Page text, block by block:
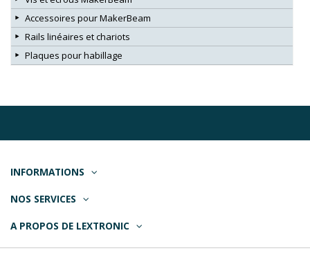
Accessoires pour MakerBeam
Rails linéaires et chariots
Plaques pour habillage
INFORMATIONS
NOS SERVICES
A PROPOS DE LEXTRONIC